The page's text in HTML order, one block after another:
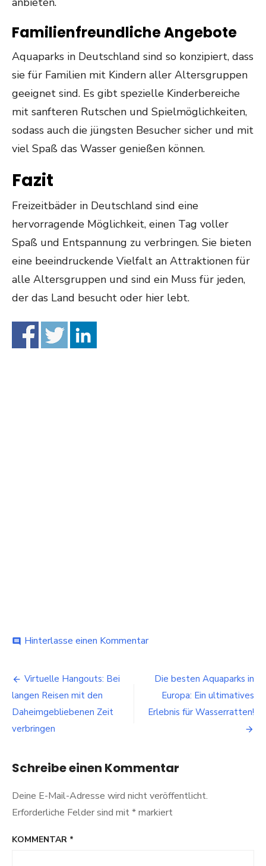
Familienfreundliche Angebote
Aquaparks in Deutschland sind so konzipiert, dass
sie für Familien mit Kindern aller Altersgruppen
geeignet sind. Es gibt spezielle Kinderbereiche
mit sanfteren Rutschen und Spielmöglichkeiten,
sodass auch die jüngsten Besucher sicher und mit
viel Spaß das Wasser genießen können.
Fazit
Freizeitbäder in Deutschland sind eine
hervorragende Möglichkeit, einen Tag voller
Spaß und Entspannung zu verbringen. Sie bieten
eine beeindruckende Vielfalt an Attraktionen für
alle Altersgruppen und sind ein Muss für jeden,
der das Land besucht oder hier lebt.
comment Hinterlasse einen Kommentarbei
Deutschland:
Sprung
ins
Beitragsnavigation
Virtuelle Hangouts: Bei
langen Reisen mit den
Daheimgebliebenen Zeit
verbringen
Die besten Aquaparks in
Europa: Ein ultimatives
Erlebnis für Wasserratten!
Schreibe einen Kommentar
Deine E-Mail-Adresse wird nicht veröffentlicht.
Erforderliche Felder sind mit*markiert
KOMMENTAR *